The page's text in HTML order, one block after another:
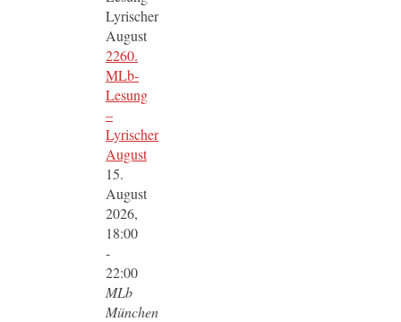
2260.
MLb-
Lesung
–
Lyrischer
August
15.
August
2026,
18:00
-
22:00
MLb
München